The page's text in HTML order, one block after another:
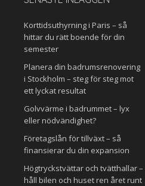
Korttidsuthyrning i Paris – så
hittar du rätt boende för din
semester
Planera din badrumsrenovering
i Stockholm – steg för steg mot
ett lyckat resultat
Golvvärme i badrummet – lyx
eller nödvändighet?
Företagslån för tillväxt – så
finansierar du din expansion
Högtryckstvättar och tvätthallar –
håll bilen och huset ren året runt